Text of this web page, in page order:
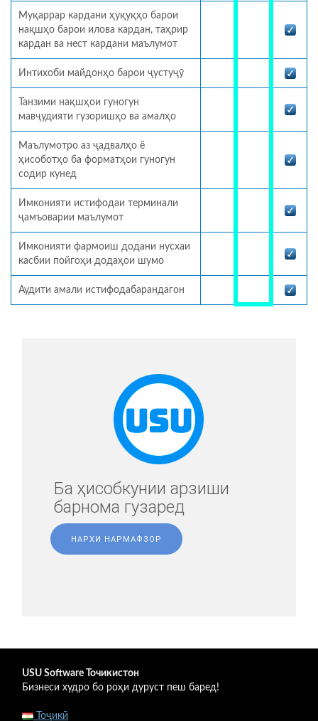
Муқаррар кардани ҳуқуқҳо барои
нақшҳо барои илова кардан, таҳрир
кардан ва нест кардани маълумот
Интихоби майдонҳо барои ҷустуҷӯ
Танзими нақшҳои гуногун
мавҷудияти гузоришҳо ва амалҳо
Маълумотро аз ҷадвалҳо ё
ҳисоботҳо ба форматҳои гуногун
содир кунед
Имконияти истифодаи терминали
ҷамъоварии маълумот
Имконияти фармоиш додани нусхаи
касбии пойгоҳи додаҳои шумо
Аудити амали истифодабарандагон
Ба ҳисобкунии арзиши
барнома гузаред
НАРХИ НАРМАФЗОР
USU Software Точикистон
Бизнеси худро бо роҳи дуруст пеш баред!
Тоҷикӣ